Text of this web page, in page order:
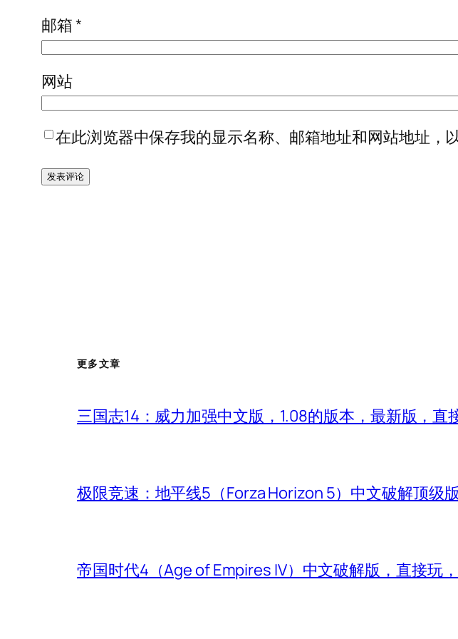
邮箱*
网站
在此浏览器中保存我的显示名称、邮箱地址和网站地址，
更多文章
三国志14：威力加强中文版，1.08的版本，最新版，直
极限竞速：地平线5（Forza Horizon 5）中文破解顶级
帝国时代4（Age of Empires IV）中文破解版，直接玩